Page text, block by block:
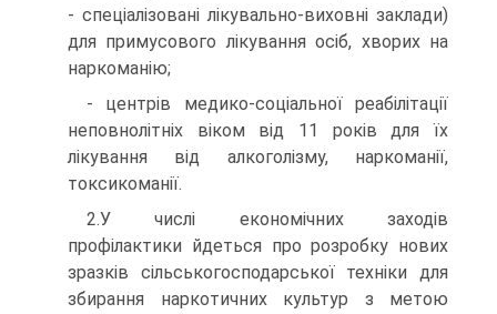
- спеціалізовані лікувально-виховні заклади)
для примусового лікування осіб, хворих на
наркоманію;
- центрів медико-соціальної реабілітації
неповнолітніх віком від 11 років для їх
лікування від алкоголізму, наркоманії,
токсикоманії.
2.У числі економічних заходів
профілактики йдеться про розробку нових
зразків сільськогосподарської техніки для
збирання наркотичних культур з метою